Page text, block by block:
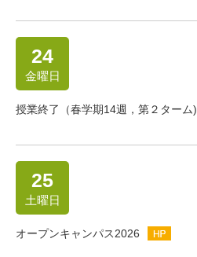
24
金曜日
授業終了（春学期14週，第２ターム)
25
土曜日
オープンキャンパス2026